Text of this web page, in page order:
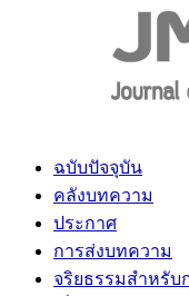
ฉบับปัจจุบัน
คลังบทความ
ประกาศ
การส่งบทความ
จริยธรรมสำหรับ